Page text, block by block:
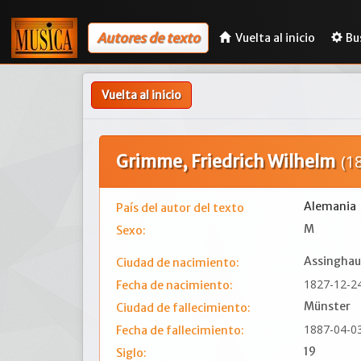
Autores de texto Vuelta al inicio
Vuelta al inicio
Grimme, Friedrich Wilhelm
País del autor del texto
Alemania
Sexo:
M
Ciudad de nacimiento:
Fecha de nacimiento:
1827-12-
Ciudad de fallecimiento:
Münster
Fecha de fallecimiento:
1887-04-
Siglo: 19